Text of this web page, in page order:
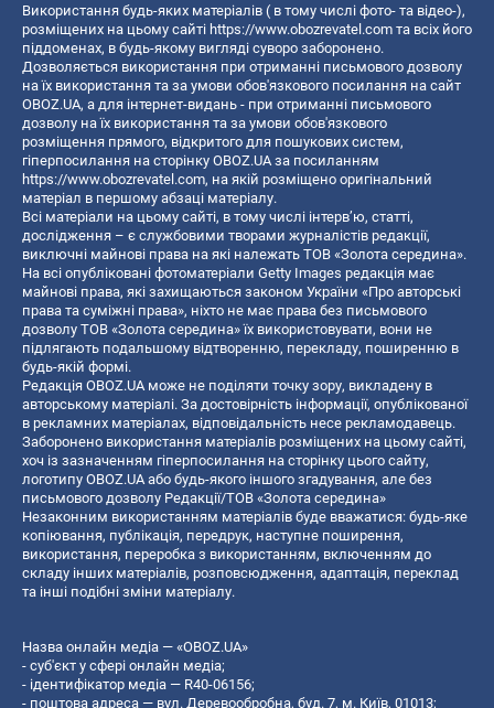
Використання будь-яких матеріалів ( в тому числі фото- та відео-),
розміщених на цьому сайті https://www.obozrevatel.com та всіх його
піддоменах, в будь-якому вигляді суворо заборонено.
Дозволяється використання при отриманні письмового дозволу
на їх використання та за умови обов'язкового посилання на сайт
OBOZ.UA, а для інтернет-видань - при отриманні письмового
дозволу на їх використання та за умови обов'язкового
розміщення прямого, відкритого для пошукових систем,
гіперпосилання на сторінку OBOZ.UA за посиланням
https://www.obozrevatel.com, на якій розміщено оригінальний
матеріал в першому абзаці матеріалу.
Всі матеріали на цьому сайті, в тому числі інтерв’ю, статті,
дослідження – є службовими творами журналістів редакції,
виключні майнові права на які належать ТОВ «Золота середина».
На всі опубліковані фотоматеріали Getty Images редакція має
майнові права, які захищаються законом України «Про авторські
права та суміжні права», ніхто не має права без письмового
дозволу ТОВ «Золота середина» їх використовувати, вони не
підлягають подальшому відтворенню, перекладу, поширенню в
будь-якій формі.
Редакція OBOZ.UA може не поділяти точку зору, викладену в
авторському матеріалі. За достовірність інформації, опублікованої
в рекламних матеріалах, відповідальність несе рекламодавець.
Заборонено використання матеріалів розміщених на цьому сайті,
хоч із зазначенням гіперпосилання на сторінку цього сайту,
логотипу OBOZ.UA або будь-якого іншого згадування, але без
письмового дозволу Редакції/ТОВ «Золота середина»
Незаконним використанням матеріалів буде вважатися: будь-яке
копiювання, публiкацiя, передрук, наступне поширення,
використання, переробка з використанням, включенням до
складу інших матеріалів, розповсюдження, адаптація, переклад
та інші подібні зміни матеріалу.
Назва онлайн медіа — «OBOZ.UA»
- суб'єкт у сфері онлайн медіа;
- ідентифікатор медіа — R40-06156;
- поштова адреса — вул. Деревообробна, буд. 7, м. Київ, 01013;